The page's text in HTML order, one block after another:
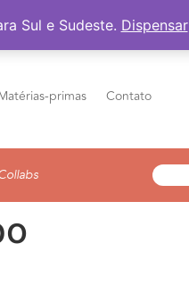
para Sul e Sudeste
primas Contato
Sul e Sudeste. Dispensar